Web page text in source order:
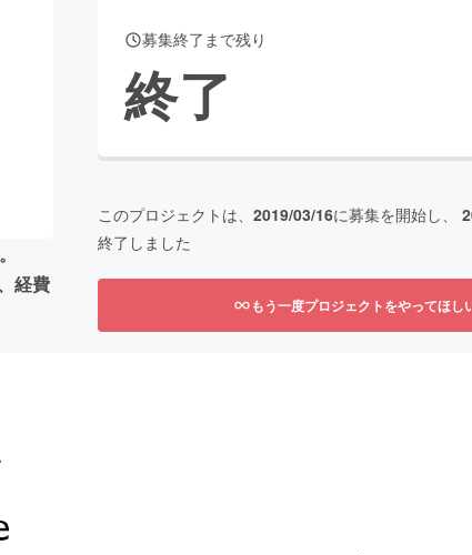
経費
募集終了まで残り
終了
このプロジェクトは、 2019/03/16に募集を開始し、
終了しました
もう一度プロジェクトをやってほし